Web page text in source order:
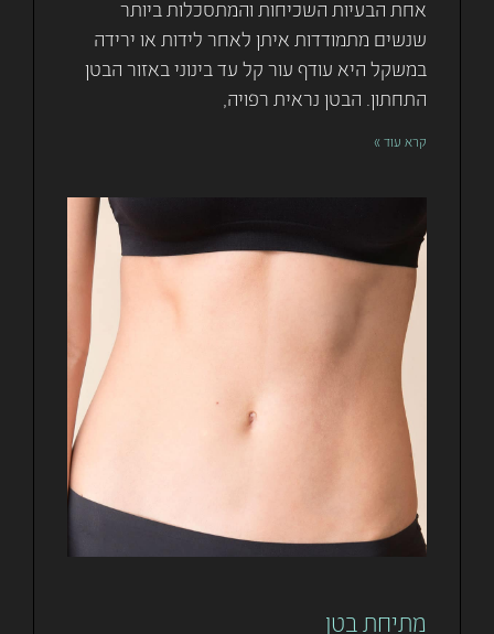
אחת הבעיות השכיחות והמתסכלות ביותר
שנשים מתמודדות איתן לאחר לידות או ירידה
במשקל היא עודף עור קל עד בינוני באזור הבטן
התחתון. הבטן נראית רפויה,
קרא עוד »
מתיחת בטן